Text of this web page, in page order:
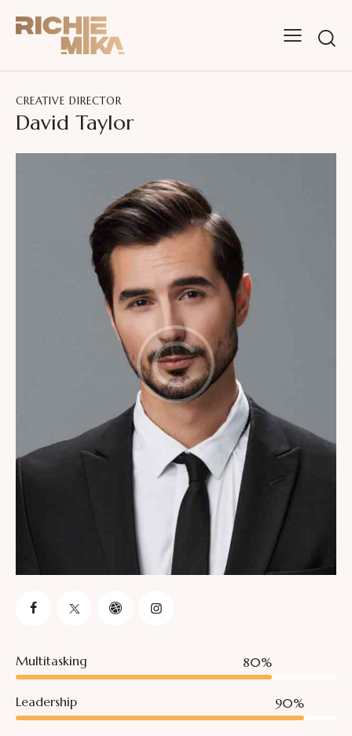
CREATIVE DIRECTOR
David Taylor
Multitasking 80%
Leadership 90%